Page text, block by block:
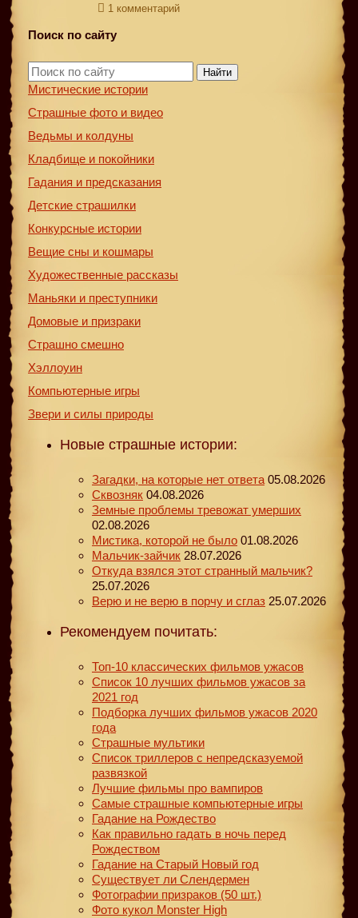
1 комментарий
Поиск по сайту
Найти
Мистические истории
Страшные фото и видео
Ведьмы и колдуны
Кладбище и покойники
Гадания и предсказания
Детские страшилки
Конкурсные истории
Вещие сны и кошмары
Художественные рассказы
Маньяки и преступники
Домовые и призраки
Страшно смешно
Хэллоуин
Компьютерные игры
Звери и силы природы
Новые страшные истории:
Загадки, на которые нет ответа 05.08.2026
Сквозняк 04.08.2026
Земные проблемы тревожат умерших
02.08.2026
Мистика, которой не было 01.08.2026
Мальчик-зайчик 28.07.2026
Откуда взялся этот странный мальчик?
25.07.2026
Верю и не верю в порчу и сглаз 25.07.2026
Рекомендуем почитать:
Топ-10 классических фильмов ужасов
Список 10 лучших фильмов ужасов за
2021 год
Подборка лучших фильмов ужасов 2020
года
Страшные мультики
Список триллеров с непредсказуемой
развязкой
Лучшие фильмы про вампиров
Самые страшные компьютерные игры
Гадание на Рождество
Как правильно гадать в ночь перед
Рождеством
Гадание на Старый Новый год
Существует ли Слендермен
Фотографии призраков (50 шт.)
Фото кукол Monster High